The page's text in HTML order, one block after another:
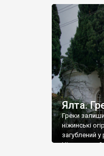
Херсонесі
Херсонесу
Ялта.
Греки
ніжинські
загублений
Ніжин греки?